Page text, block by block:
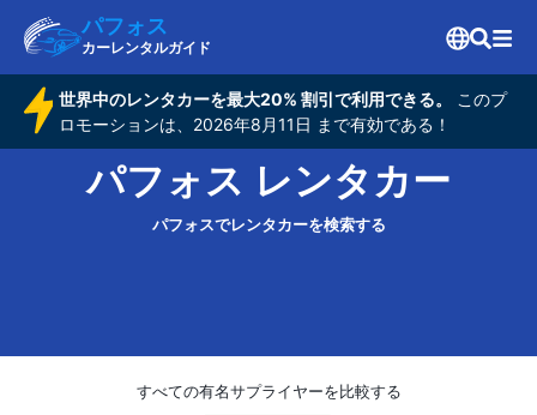
パフォス
カーレンタルガイド
世界中のレンタカーを最大20% 割引で利用できる。
このプ
ロモーションは、2026年8月11日 まで有効である！
パフォス レンタカー
パフォスでレンタカーを検索する
すべての有名サプライヤーを比較する